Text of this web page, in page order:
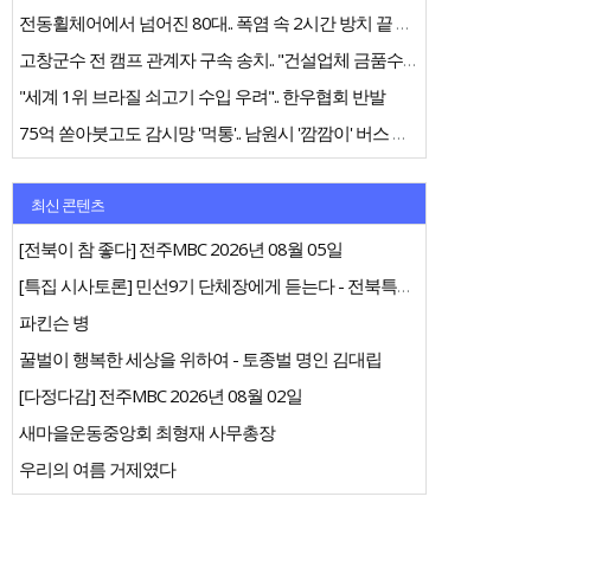
전동휠체어에서 넘어진 80대.. 폭염 속 2시간 방치 끝 숨져
고창군수 전 캠프 관계자 구속 송치.. "건설업체 금품수수 의혹"
"세계 1위 브라질 쇠고기 수입 우려".. 한우협회 반발
75억 쏟아붓고도 감시망 '먹통'.. 남원시 '깜깜이' 버스 행정
최신 콘텐츠
[전북이 참 좋다] 전주MBC 2026년 08월 05일
[특집 시사토론] 민선9기 단체장에게 듣는다 - 전북특별자치도지사
파킨슨 병
꿀벌이 행복한 세상을 위하여 - 토종벌 명인 김대립
[다정다감] 전주MBC 2026년 08월 02일
새마을운동중앙회 최형재 사무총장
우리의 여름 거제였다